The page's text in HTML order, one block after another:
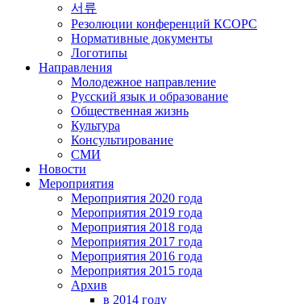
서류
Резолюции конференций КСОРС
Нормативные документы
Логотипы
Направления
Молодежное направление
Русский язык и образование
Общественная жизнь
Культура
Консультирование
СМИ
Новости
Мероприятия
Мероприятия 2020 года
Мероприятия 2019 года
Мероприятия 2018 годa
Мероприятия 2017 года
Мероприятия 2016 года
Мероприятия 2015 года
Архив
в 2014 году